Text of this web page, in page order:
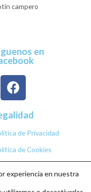
campero
en
de Privacidad
de Cookies
experiencia en nuestra